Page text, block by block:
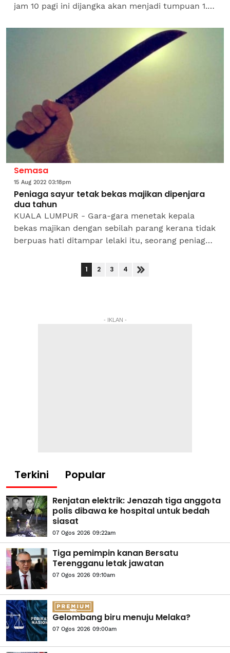
jam 10 pagi ini dijangka akan menjadi tumpuan 1.6
Menteri, Datuk Seri...
Semasa
15 Aug 2022 03:18pm
Peniaga sayur tetak bekas majikan dipenjara
dua tahun
KUALA LUMPUR - Gara-gara menetak kepala
bekas majikan dengan sebilah parang kerana tidak
berpuas hati ditampar lelaki itu, seorang peniaga
1 2 3 4
- IKLAN -
Terkini Popular
Renjatan elektrik: Jenazah tiga anggota
polis dibawa ke hospital untuk bedah
siasat
07 Ogos 2026 09:22am
Tiga pemimpin kanan Bersatu
Terengganu letak jawatan
07 Ogos 2026 09:10am
Gelombang biru menuju Melaka?
07 Ogos 2026 09:00am